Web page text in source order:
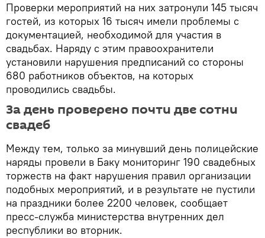
Проверки мероприятий на них затронули 145 тысяч
гостей, из которых 16 тысяч имели проблемы с
документацией, необходимой для участия в
свадьбах. Наряду с этим правоохранители
установили нарушения предписаний со стороны
680 работников объектов, на которых
проводились свадьбы.
За день проверено почти две сотни
свадеб
Между тем, только за минувший день полицейские
наряды провели в Баку мониторинг 190 свадебных
торжеств на факт нарушения правил организации
подобных мероприятий, и в результате не пустили
на праздники более 2200 человек, сообщает
пресс-служба министерства внутренних дел
республики во вторник.